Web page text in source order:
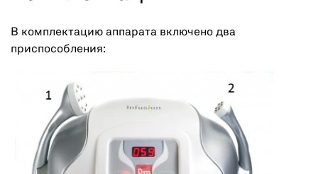
В комплектацию аппарата включено два
приспособления: